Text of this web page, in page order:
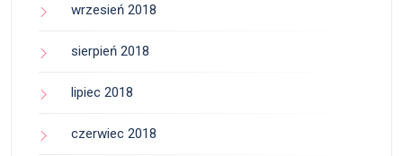
wrzesień 2018
sierpień 2018
lipiec 2018
czerwiec 2018